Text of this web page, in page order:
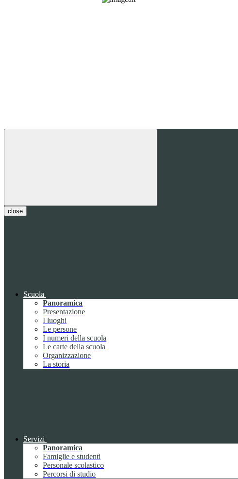
close
Scuola
Panoramica
Presentazione
I luoghi
Le persone
I numeri della scuola
Le carte della scuola
Organizzazione
La storia
Servizi
Panoramica
Famiglie e studenti
Personale scolastico
Percorsi di studio